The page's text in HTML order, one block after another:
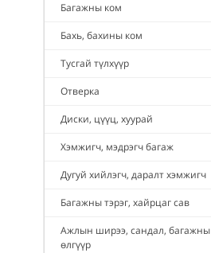
Багажны ком
Бахь, бахины ком
Тусгай түлхүүр
Отверка
Диски, цүүц, хуурай
Хэмжигч, мэдрэгч багаж
Дугуй хийлэгч, даралт хэмжигч
Багажны тэрэг, хайрцаг сав
Ажлын ширээ, сандал, багажны
өлгүүр